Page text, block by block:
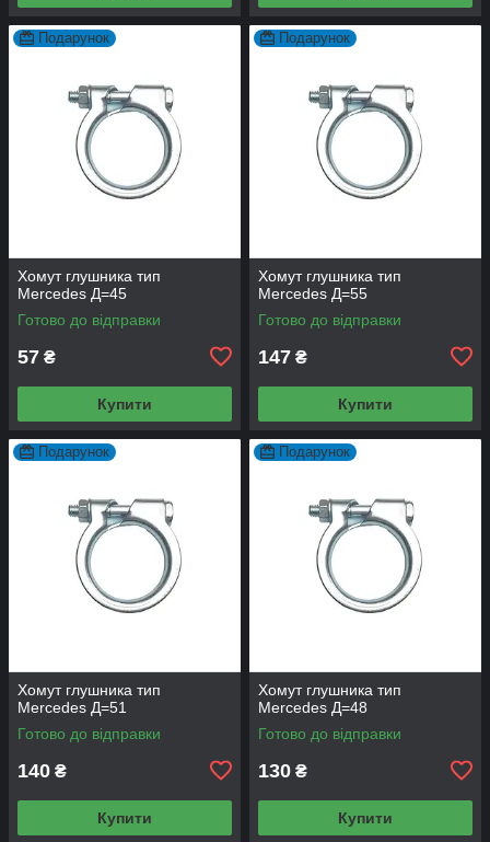
Подарунок
Хомут глушника тип
Mercedes Д=45
Готово до відправки
57 ₴
Купити
Подарунок
Хомут глушника тип
Mercedes Д=55
Готово до відправки
147 ₴
Купити
Подарунок
Хомут глушника тип
Mercedes Д=51
Готово до відправки
140 ₴
Купити
Подарунок
Хомут глушника тип
Mercedes Д=48
Готово до відправки
130 ₴
Купити